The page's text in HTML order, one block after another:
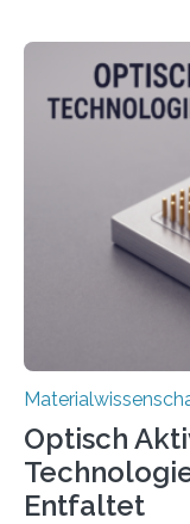
Optisch
Entfaltet